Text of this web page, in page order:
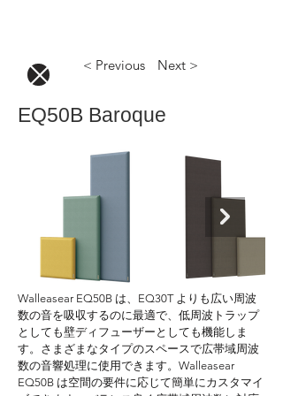
< Previous Next >
EQ50B Baroque
Walleasear EQ50B は、EQ30T よりも広い周波
数の音を吸収するのに最適で、低周波トラップ
としても壁ディフューザーとしても機能しま
す。さまざまなタイプのスペースで広帯域周波
数の音響処理に使用できます。Walleasear
EQ50B は空間の要件に応じて簡単にカスタマイ